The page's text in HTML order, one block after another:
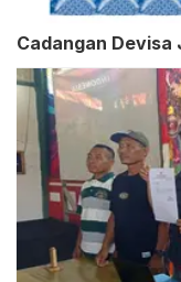
Cadangan Devisa